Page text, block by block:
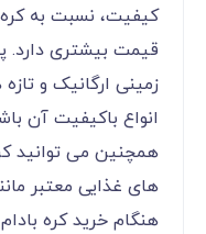
کیفیت، نسبت به
قیمت بیشتری دارد.
زمینی ارگانیک و
انواع باکیفیت آن
همچنین می توانید
های غذایی معتبر
هنگام خرید کره